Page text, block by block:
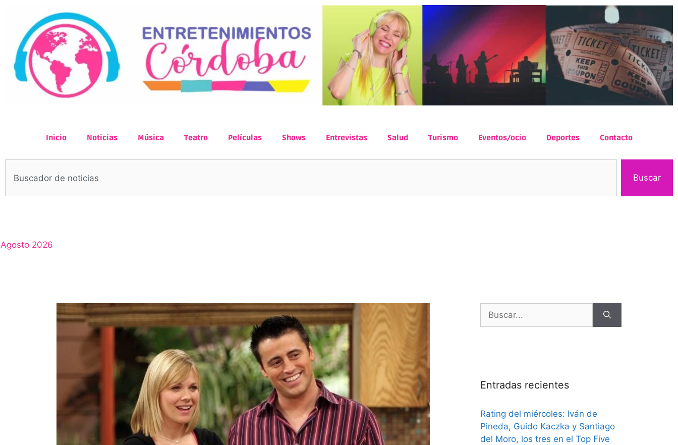
Inicio Noticias Música Teatro Películas Shows Entrevistas Salud Turismo Eventos/ocio Deportes Contacto
Buscar
Agosto 2026
Entradas recientes
Rating del miércoles: Iván de
Pineda, Guido Kaczka y Santiago
del Moro, los tres en el Top Five